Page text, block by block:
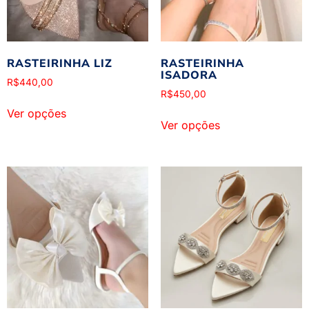
RASTEIRINHA LIZ
R$440,00
Ver opções
RASTEIRINHA
ISADORA
R$450,00
Ver opções